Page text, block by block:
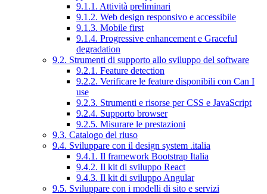
9.1.1. Attività preliminari
9.1.2. Web design responsivo e accessibile
9.1.3. Mobile first
9.1.4. Progressive enhancement e Graceful
degradation
9.2. Strumenti di supporto allo sviluppo del software
9.2.1. Feature detection
9.2.2. Verificare le feature disponibili con Can I
use
9.2.3. Strumenti e risorse per CSS e JavaScript
9.2.4. Supporto browser
9.2.5. Misurare le prestazioni
9.3. Catalogo del riuso
9.4. Sviluppare con il design system .italia
9.4.1. Il framework Bootstrap Italia
9.4.2. Il kit di sviluppo React
9.4.3. Il kit di sviluppo Angular
9.5. Sviluppare con i modelli di sito e servizi